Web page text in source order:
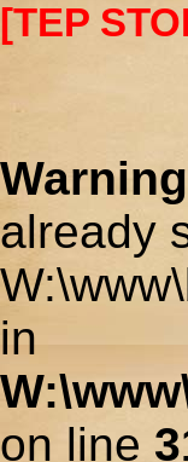
[TEP
Warning
already
in
on line